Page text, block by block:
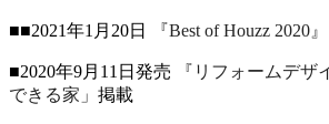
■■2021年1月20日 『Best of Houzz 2020』
■2020年9月11日発売 『リフォームデザ
できる家」 掲載